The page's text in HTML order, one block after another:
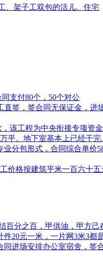
、架子工双包的活儿。住宅
支付80个，50个对公
签，签合同无保证金，进
该工程为中央衔接专项资金
。地下室基本上已经干完
分包形式，合同综合单价
价格按建筑平米一百六十
百分之百，甲供油，甲方己
20元一米，一片网3米3都
进场安排办公室宿舍，签